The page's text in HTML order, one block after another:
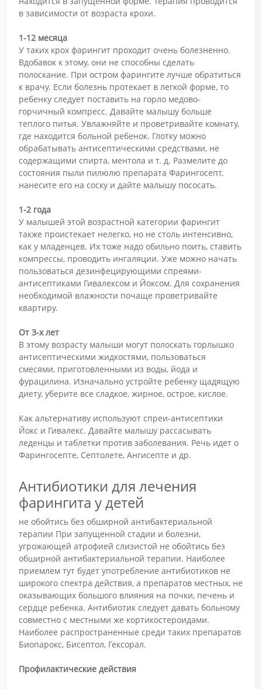
в зависимости от возраста крохи.
1-12 месяца
У таких крох фарингит проходит очень болезненно.
Вдобавок к этому, они не способны сделать
полоскание. При остром фарингите лучше обратиться
к врачу. Если болезнь протекает в легкой форме, то
ребенку следует поставить на горло медово-
горчичный компресс. Давайте малышу больше
теплого питья. Увлажняйте и проветривайте комнату,
где находится больной ребенок. Глотку можно
обрабатывать антисептическими средствами, не
содержащими спирта, ментола и т. д. Размелите до
состояния пыли пилюлю препарата Фарингосепт,
нанесите его на соску и дайте малышу пососать.
1-2 года
У малышей этой возрастной категории фарингит
также проистекает нелегко, но не столь интенсивно,
как у младенцев. Их тоже надо обильно поить, ставить
компрессы, проводить ингаляции. Уже можно начать
пользоваться дезинфецирующими спреями-
антисептиками Гивалексом и Йоксом. Для сохранения
необходимой влажности почаще проветривайте
квартиру.
От 3-х лет
В этому возрасту малыши могут полоскать горлышко
антисептическими жидкостями, пользоваться
смесями, приготовленными из воды, йода и
фурацилина. Изначально устройте ребенку щадящую
диету, уберите все сладкое, жирное, острое, кислое.
Как альтернативу используют спреи-антисептики
Йокс и Гивалекс. Давайте малышу рассасывать
леденцы и таблетки против заболевания. Речь идет о
Фарингосепте, Септолете, Ангисепте и др.
Антибиотики для лечения
фарингита у детей
не обойтись без обширной антибактериальной
терапии При запущенной стадии и болезни,
угрожающей атрофией слизистой не обойтись без
обширной антибактериальной терапии. Наиболее
приемлем тут будет употребление антибиотиков не
широкого спектра действия, а препаратов местных, не
оказывающих большого влияния на почки, печень и
сердце ребенка. Антибиотик следует давать больному
совместно с местными же кортикостероидами.
Наиболее распространенные среди таких препаратов
Биопарокс, Бисептол, Гексорал.
Профилактические действия